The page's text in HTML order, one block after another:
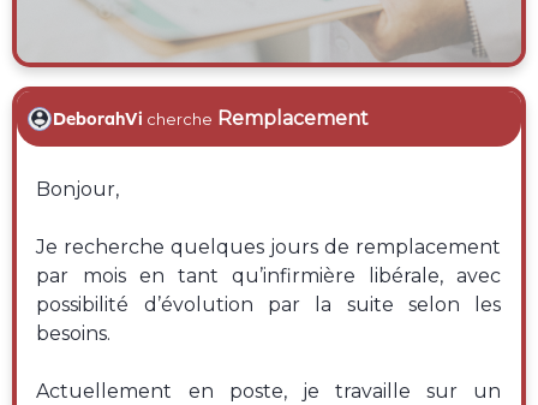
DeborahVi cherche Remplacement
Bonjour,
Je recherche quelques jours de remplacement
par mois en tant qu’infirmière libérale, avec
possibilité d’évolution par la suite selon les
besoins.
Actuellement en poste, je travaille sur un